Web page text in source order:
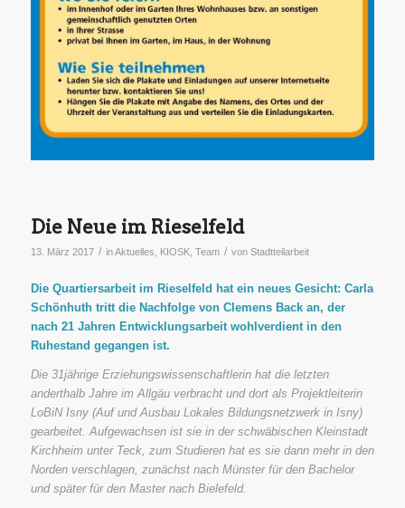
Die Neue im Rieselfeld
13. März 2017 / inAktuelles KIOSK, Team / von Stadtteilarbeit
Die Quartiersarbeit im Rieselfeld hat ein neues Gesicht: Carla
Schönhuth tritt die Nachfolge von Clemens Back an, der
nach 21 Jahren Entwicklungsarbeit wohlverdient in den
Ruhestand gegangen ist.
Die 31jährige Erziehungswissenschaftlerin hat die letzten
anderthalb Jahre im Allgäu verbracht und dort als Projektleiterin
LoBiN Isny (Auf und Ausbau Lokales Bildungsnetzwerk in Isny)
gearbeitet. Aufgewachsen ist sie in der schwäbischen Kleinstadt
Kirchheim unter Teck, zum Studieren hat es sie dann mehr in den
Norden verschlagen, zunächst nach Münster für den Bachelor
und später für den Master nach Bielefeld.